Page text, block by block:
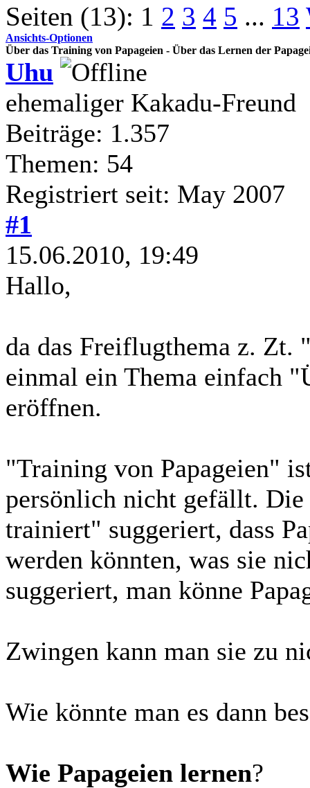
Seiten (13): 1 2 3 4 5 ... 13
Ansichts-Optionen
Über das Training von Papageien - Über das Lernen der
Uhu
ehemaliger Kakadu-Freund
Beiträge: 1.357
Themen: 54
Registriert seit: May 2007
#1
15.06.2010, 19:49
Hallo,
da das Freiflugthema z. Zt.
einmal ein Thema einfach
eröffnen.
"Training von Papageien"
persönlich nicht gefällt. Die
trainiert" suggeriert, dass
werden könnten, was sie
suggeriert, man könne
Zwingen kann man sie zu
Wie könnte man es dann
Wie Papageien lernen?